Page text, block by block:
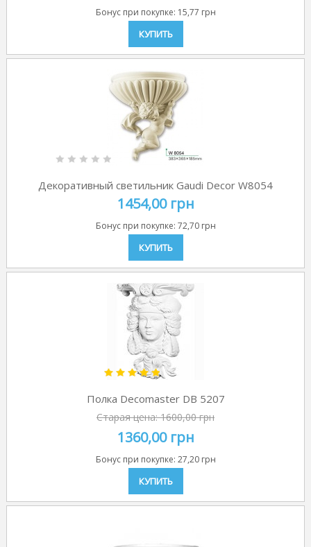
Бонус при покупке: 15,77 грн
КУПИТЬ
Декоративный светильник Gaudi Decor W8054
1454,00 грн
Бонус при покупке: 72,70 грн
КУПИТЬ
Полка Decomaster DB 5207
Старая цена:1600,00 грн
1360,00 грн
Бонус при покупке: 27,20 грн
КУПИТЬ